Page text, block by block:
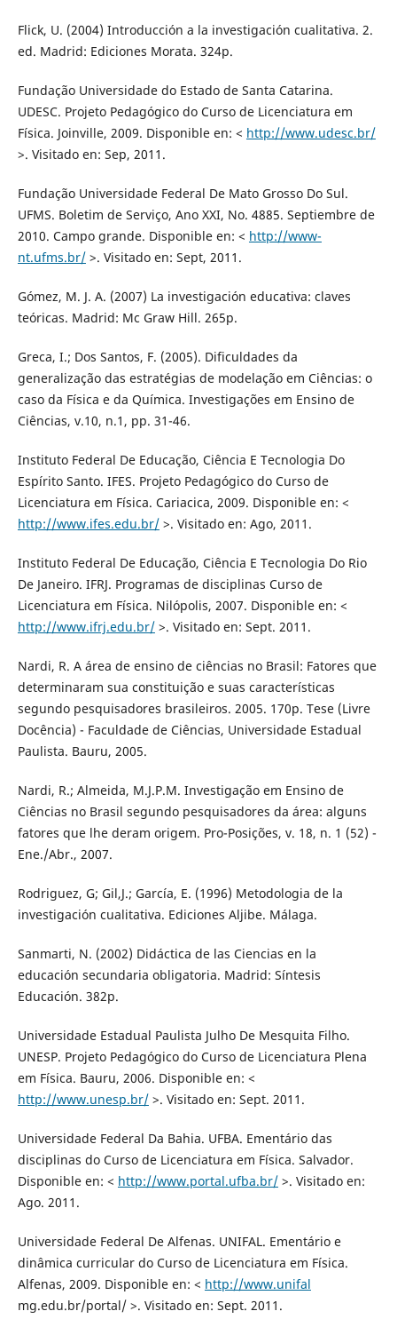
Flick, U. (2004) Introducción a la investigación cualitativa. 2.
ed. Madrid: Ediciones Morata. 324p.
Fundação Universidade do Estado de Santa Catarina.
UDESC. Projeto Pedagógico do Curso de Licenciatura em
Física. Joinville, 2009. Disponible en: < http://www.udesc.br/
>. Visitado en: Sep, 2011.
Fundação Universidade Federal De Mato Grosso Do Sul.
UFMS. Boletim de Serviço, Ano XXI, No. 4885. Septiembre de
2010. Campo grande. Disponible en: < http://www-
nt.ufms.br/>. Visitado en: Sept, 2011.
Gómez, M. J. A. (2007) La investigación educativa: claves
teóricas. Madrid: Mc Graw Hill. 265p.
Greca, I.; Dos Santos, F. (2005). Dificuldades da
generalização das estratégias de modelação em Ciências: o
caso da Física e da Química. Investigações em Ensino de
Ciências, v.10, n.1, pp. 31-46.
Instituto Federal De Educação, Ciência E Tecnologia Do
Espírito Santo. IFES. Projeto Pedagógico do Curso de
Licenciatura em Física. Cariacica, 2009. Disponible en: <
http://www.ifes.edu.br/>. Visitado en: Ago, 2011.
Instituto Federal De Educação, Ciência E Tecnologia Do Rio
De Janeiro. IFRJ. Programas de disciplinas Curso de
Licenciatura em Física. Nilópolis, 2007. Disponible en: <
http://www.ifrj.edu.br/>. Visitado en: Sept. 2011.
Nardi, R. A área de ensino de ciências no Brasil: Fatores que
determinaram sua constituição e suas características
segundo pesquisadores brasileiros. 2005. 170p. Tese (Livre
Docência) - Faculdade de Ciências, Universidade Estadual
Paulista. Bauru, 2005.
Nardi, R.; Almeida, M.J.P.M. Investigação em Ensino de
Ciências no Brasil segundo pesquisadores da área: alguns
fatores que lhe deram origem. Pro-Posições, v. 18, n. 1 (52) -
Ene./Abr., 2007.
Rodriguez, G; Gil,J.; García, E. (1996) Metodologia de la
investigación cualitativa. Ediciones Aljibe. Málaga.
Sanmarti, N. (2002) Didáctica de las Ciencias en la
educación secundaria obligatoria. Madrid: Síntesis
Educación. 382p.
Universidade Estadual Paulista Julho De Mesquita Filho.
UNESP. Projeto Pedagógico do Curso de Licenciatura Plena
em Física. Bauru, 2006. Disponible en: <
http://www.unesp.br/>. Visitado en: Sept. 2011.
Universidade Federal Da Bahia. UFBA. Ementário das
disciplinas do Curso de Licenciatura em Física. Salvador.
Disponible en: < http://www.portal.ufba.br/>. Visitado en:
Ago. 2011.
Universidade Federal De Alfenas. UNIFAL. Ementário e
dinâmica curricular do Curso de Licenciatura em Física.
Alfenas, 2009. Disponible en: < http://www.unifal
mg.edu.br/portal/ >. Visitado en: Sept. 2011.